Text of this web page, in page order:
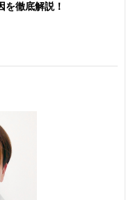
を徹底解説！